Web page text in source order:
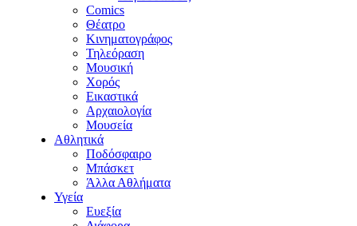
Comics
Θέατρο
Κινηματογράφος
Τηλεόραση
Μουσική
Χορός
Εικαστικά
Αρχαιολογία
Μουσεία
Αθλητικά
Ποδόσφαιρο
Μπάσκετ
Άλλα Αθλήματα
Υγεία
Ευεξία